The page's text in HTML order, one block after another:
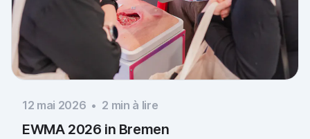
12 mai 2026 • 2 min à lire
EWMA 2026 in Bremen